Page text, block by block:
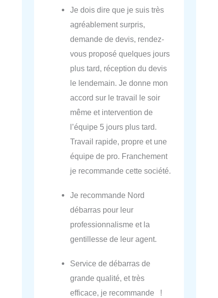
Je dois dire que je suis très
agréablement surpris,
demande de devis, rendez-
vous proposé quelques jours
plus tard, réception du devis
le lendemain. Je donne mon
accord sur le travail le soir
même et intervention de
l’équipe 5 jours plus tard.
Travail rapide, propre et une
équipe de pro. Franchement
je recommande cette société.
Je recommande Nord
débarras pour leur
professionnalisme et la
gentillesse de leur agent.
Service de débarras de
grande qualité, et très
efficace, je recommande !